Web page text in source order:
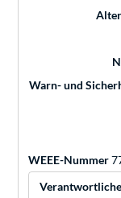
Warn- und
WEEE-Nummer